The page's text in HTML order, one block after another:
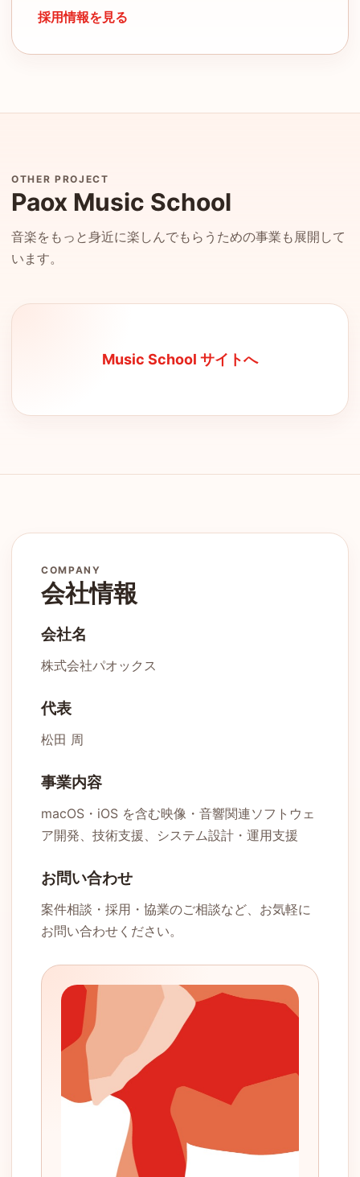
採用情報を見る
OTHER PROJECT
Paox Music School
音楽をもっと身近に楽しんでもらうための事業も展開して
います。
Music School サイトへ
COMPANY
会社情報
会社名
株式会社パオックス
代表
松田 周
事業内容
macOS・iOS を含む映像・音響関連ソフトウェ
ア開発、技術支援、システム設計・運用支援
お問い合わせ
案件相談・採用・協業のご相談など、お気軽に
お問い合わせください。